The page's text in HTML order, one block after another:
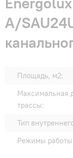
A/
Площадь, м2:
Максимальная
трассы:
Тип
Режимы